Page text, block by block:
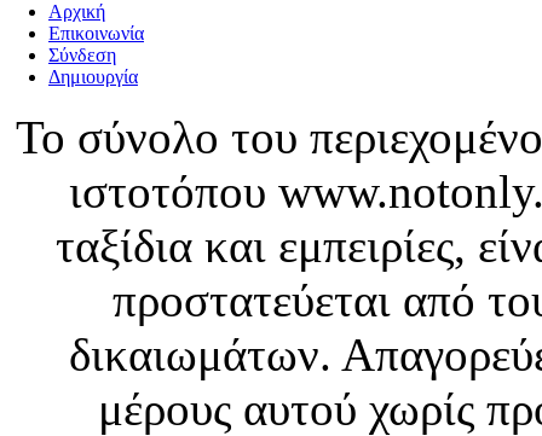
Αρχική
Επικοινωνία
Σύνδεση
Δημιουργία
Το σύνολο του
ιστοτόπου
ταξίδια και εμπειρίες,
προστατεύεται από
δικαιωμάτων.
μέρους αυτού χωρίς